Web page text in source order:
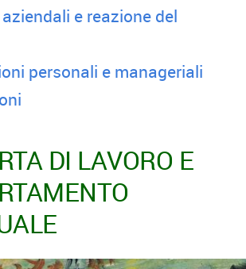
e reazione del
personali e manageriali
DI LAVORO E